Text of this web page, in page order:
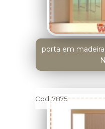
porta em
Cod.:7875